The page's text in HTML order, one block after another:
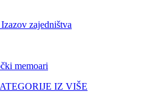
zajedništva
memoari
IZ VIŠE